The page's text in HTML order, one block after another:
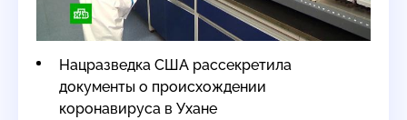
Нацразведка США рассекретила
документы о происхождении
коронавируса в Ухане